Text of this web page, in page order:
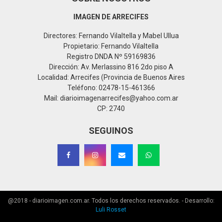
IMAGEN DE ARRECIFES
Directores: Fernando Vilaltella y Mabel Ullua
Propietario: Fernando Vilaltella
Registro DNDA Nº 59169836
Dirección: Av. Merlassino 816 2do piso A
Localidad: Arrecifes (Provincia de Buenos Aires
Teléfono: 02478-15-461366
Mail: diarioimagenarrecifes@yahoo.com.ar
CP: 2740
SEGUINOS
@2018 - diarioimagen.com.ar. Todos los derechos reservados. - Desarrollo:
Luli Rosset